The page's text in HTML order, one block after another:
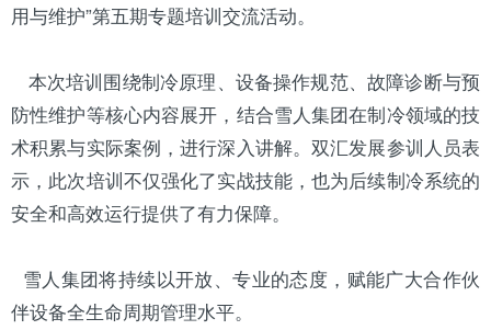
用与维护”第五期专题培训交流活动。
本次培训围绕制冷原理、设备操作规范、故障诊断与预
防性维护等核心内容展开，结合雪人集团在制冷领域的技
术积累与实际案例，进行深入讲解。双汇发展参训人员表
示，此次培训不仅强化了实战技能，也为后续制冷系统的
安全和高效运行提供了有力保障。
雪人集团将持续以开放、专业的态度，赋能广大合作伙
伴设备全生命周期管理水平。